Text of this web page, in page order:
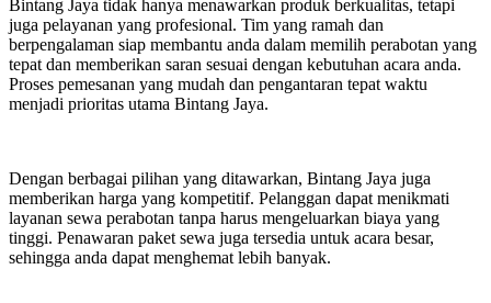
Bintang Jaya tidak hanya menawarkan produk berkualitas, tetapi
juga pelayanan yang profesional. Tim yang ramah dan
berpengalaman siap membantu anda dalam memilih perabotan yang
tepat dan memberikan saran sesuai dengan kebutuhan acara anda.
Proses pemesanan yang mudah dan pengantaran tepat waktu
menjadi prioritas utama Bintang Jaya.
Dengan berbagai pilihan yang ditawarkan, Bintang Jaya juga
memberikan harga yang kompetitif. Pelanggan dapat menikmati
layanan sewa perabotan tanpa harus mengeluarkan biaya yang
tinggi. Penawaran paket sewa juga tersedia untuk acara besar,
sehingga anda dapat menghemat lebih banyak.